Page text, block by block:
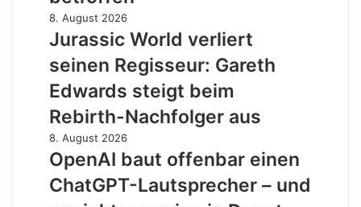
v2
Millionen
Kundenkonten
betroffen
Jurassic
World
verliert
seinen
Regisseur:
Gareth
Edwards
steigt
beim
Rebirth-
Nachfolger
8. August 2026
Jurassic World verliert
seinen Regisseur: Gareth
Edwards steigt beim
Rebirth-Nachfolger aus
OpenAI
baut
offenbar
einen
8. August 2026
OpenAI baut offenbar einen
ChatGPT-Lautsprecher – und